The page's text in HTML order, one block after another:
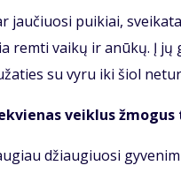
jau­čiuo­si pui­kiai,
rem­ti vai­kų ir anū­kų. Į jų
su vy­ru iki šiol
veik­lus
džiau­giuo­si